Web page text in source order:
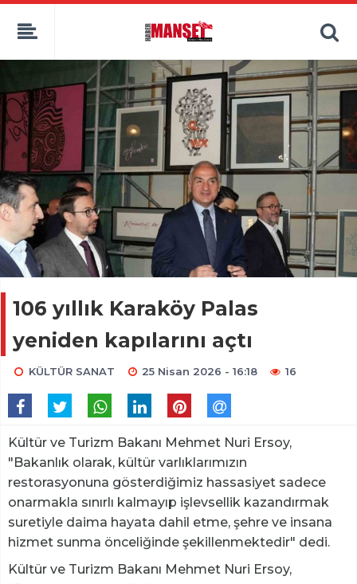
106 yıllık Karaköy Palas
yeniden kapılarını açtı
KÜLTÜR SANAT 25 Nisan 2026 - 16:18 16
Kültür ve Turizm Bakanı Mehmet Nuri Ersoy,
"Bakanlık olarak, kültür varlıklarımızın
restorasyonuna gösterdiğimiz hassasiyet sadece
onarmakla sınırlı kalmayıp işlevsellik kazandırmak
suretiyle daima hayata dahil etme, şehre ve insana
hizmet sunma önceliğinde şekillenmektedir" dedi.
Kültür ve Turizm Bakanı Mehmet Nuri Ersoy,